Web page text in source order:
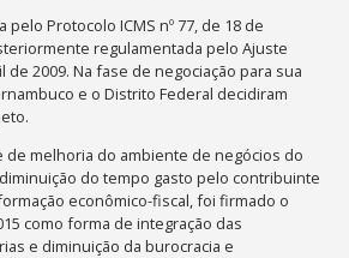
pelo Protocolo ICMS nº 77, de 18 de
regulamentada pelo Ajuste
de 2009. Na fase de negociação para sua
e o Distrito Federal decidiram
de melhoria do ambiente de negócios do
do tempo gasto pelo contribuinte
econômico-fiscal, foi firmado o
como forma de integração das
e diminuição da burocracia e